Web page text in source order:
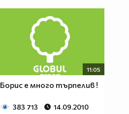
11:05
Борис е много търпелив !
383 713 14.09.2010